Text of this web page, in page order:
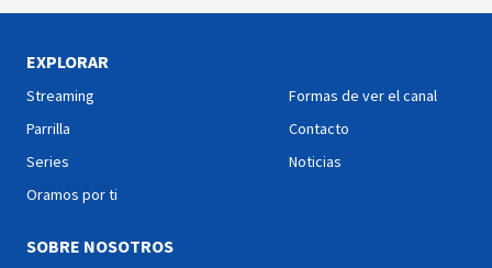
EXPLORAR
Streaming
Parrilla
Series
Oramos por ti
Formas de ver el canal
Contacto
Noticias
SOBRE NOSOTROS